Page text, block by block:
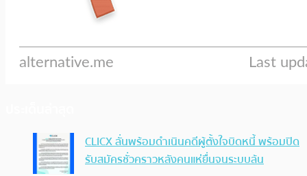
CLICX ลั่นพร้อมดำเนินคดีผู้ตั้งใจบิดหนี้ พร้อมปิด
รับสมัครชั่วคราวหลังคนแห่ยื่นจนระบบล้น